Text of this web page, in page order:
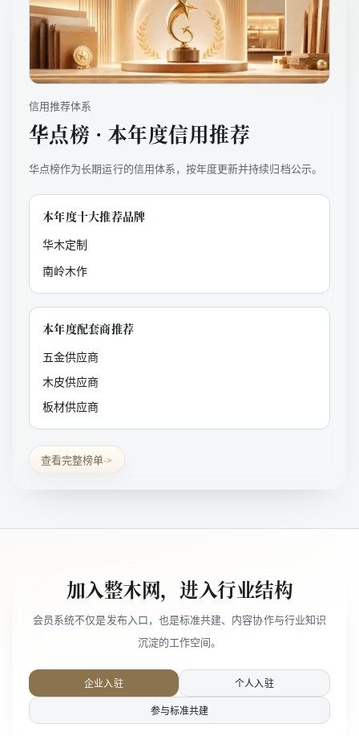
信用推荐体系
华点榜 · 本年度信用推荐
华点榜作为长期运行的信用体系，按年度更新并持续归档公示。
本年度十大推荐品牌
华木定制
南岭木作
本年度配套商推荐
五金供应商
木皮供应商
板材供应商
查看完整榜单->
加入整木网，进入行业结构
会员系统不仅是发布入口，也是标准共建、内容协作与行业知识
沉淀的工作空间。
企业入驻
个人入驻
参与标准共建